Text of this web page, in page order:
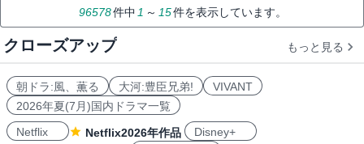
96578件中 1 ～ 15件を表示しています。
クローズアップ もっと見る
朝ドラ:風、薫る 大河:豊臣兄弟!
VIVANT
2026年夏(7月)国内ドラマ一覧
Netflix
Netflix2026年作品
Disney+